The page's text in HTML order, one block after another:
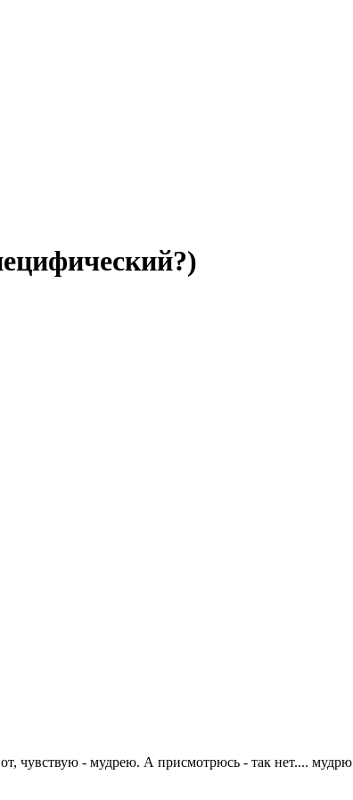
чувствую - мудрею. А присмотрюсь - так нет.... мудрю